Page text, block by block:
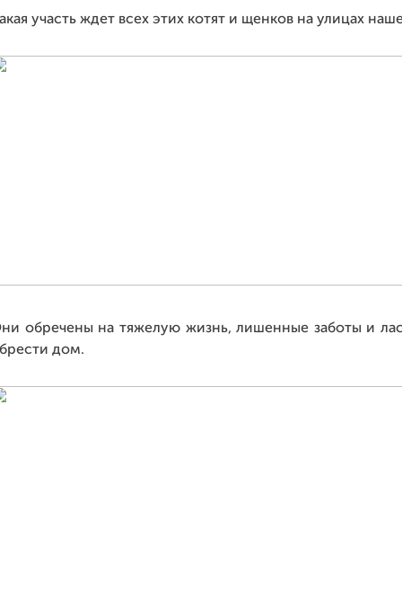
участь ждет всех этих котят и щенков на улицах
обречены на тяжелую жизнь, лишенные заботы и
дом.